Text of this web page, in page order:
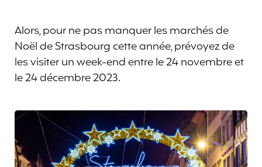
Alors, pour ne pas manquer les marchés de
Noël de Strasbourg cette année, prévoyez de
les visiter un week-end entre le 24 novembre et
le 24 décembre 2023.